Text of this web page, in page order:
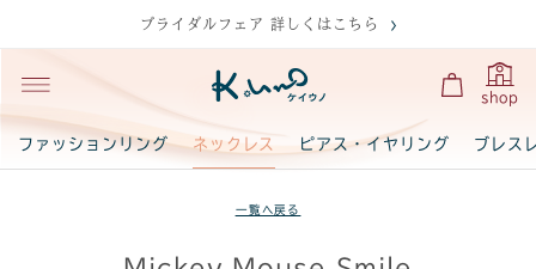
ブライダルフェア 詳しくはこちら
shop
ファッションリング ネックレス ピアス・イヤリング ブレス
一覧へ戻る